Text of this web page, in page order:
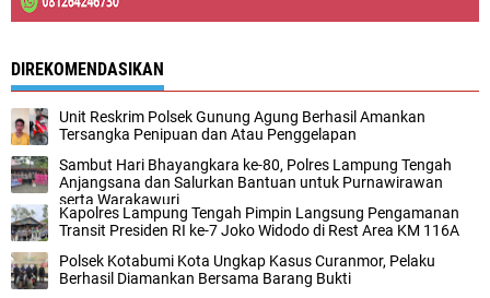
DIREKOMENDASIKAN
Unit Reskrim Polsek Gunung Agung Berhasil Amankan
Tersangka Penipuan dan Atau Penggelapan
Sambut Hari Bhayangkara ke-80, Polres Lampung Tengah
Anjangsana dan Salurkan Bantuan untuk Purnawirawan
serta Warakawuri
Kapolres Lampung Tengah Pimpin Langsung Pengamanan
Transit Presiden RI ke-7 Joko Widodo di Rest Area KM 116A
Polsek Kotabumi Kota Ungkap Kasus Curanmor, Pelaku
Berhasil Diamankan Bersama Barang Bukti